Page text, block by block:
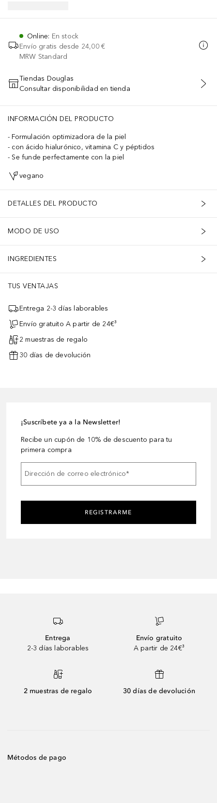
Online: En stock
Envío gratis desde 24,00 €
MRW Standard
AÑADIR AL CARRITO
Tiendas Douglas
Consultar disponibilidad en tienda
INFORMACIÓN DEL PRODUCTO
Formulación optimizadora de la piel
con ácido hialurónico, vitamina C y péptidos
Se funde perfectamente con la piel
vegano
DETALLES DEL PRODUCTO
MODO DE USO
INGREDIENTES
TUS VENTAJAS
Entrega 2-3 días laborables
Envío gratuito A partir de 24€³
2 muestras de regalo
30 días de devolución
¡Suscríbete ya a la Newsletter!
Recibe un cupón de 10% de descuento para tu
primera compra
Dirección de correo electrónico*
REGISTRARME
Entrega
2-3 días laborables
Envío gratuito
A partir de 24€³
2 muestras de regalo 30 días de devolución
Métodos de pago